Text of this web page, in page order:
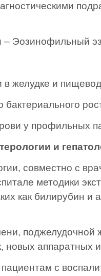
– Эозинофильный
в желудке и
у
и
совместно с
методики
как билирубин
новых аппаратных
с